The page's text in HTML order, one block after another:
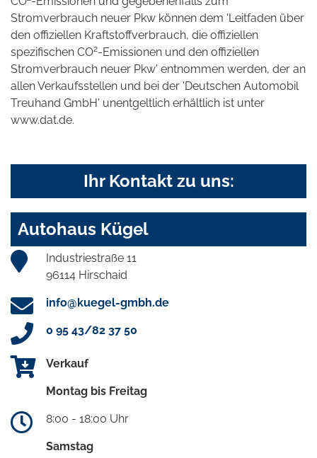
Stromverbrauch neuer Pkw können dem 'Leitfaden über
den offiziellen Kraftstoffverbrauch, die offiziellen
spezifischen CO2-Emissionen und den offiziellen
Stromverbrauch neuer Pkw' entnommen werden, der an
allen Verkaufsstellen und bei der 'Deutschen Automobil
Treuhand GmbH' unentgeltlich erhältlich ist unter
www.dat.de.
Ihr Kontakt zu uns:
Autohaus Kügel
Industriestraße 11
96114 Hirschaid
info@kuegel-gmbh.de
0 95 43/82 37 50
Verkauf
Montag bis Freitag
8:00 - 18:00 Uhr
Samstag